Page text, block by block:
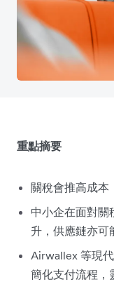
重點摘要
關稅會推高成本
中小企在面對關
升，供應鏈亦可
Airwallex 等現
簡化支付流程，